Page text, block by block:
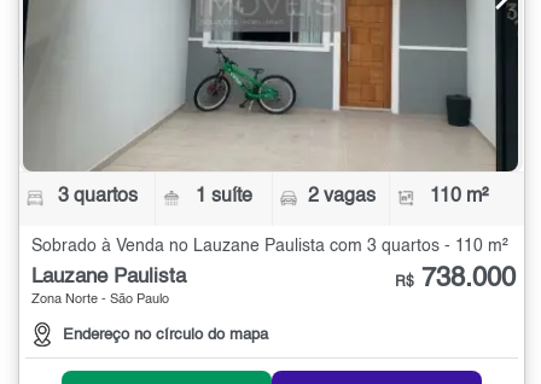
3 quartos 1 suíte 2 vagas 110 m²
Sobrado à Venda no Lauzane Paulista com 3 quartos - 110 m²
Lauzane Paulista
Zona Norte - São Paulo
Endereço no círculo do mapa
R$ 738.000